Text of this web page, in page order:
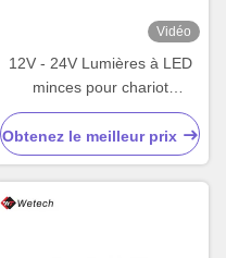
Vidéo
12V - 24V Lumières à LED
minces pour chariot
élévateur à haute puissance
Obtenez le meilleur prix